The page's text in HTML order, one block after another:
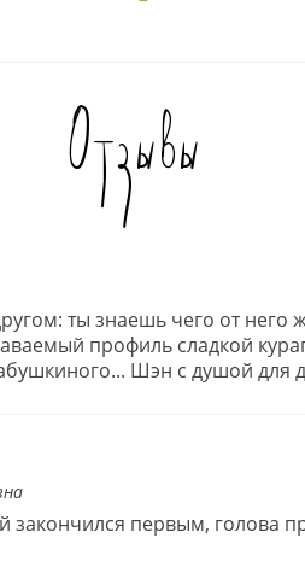
Отзывы
ты знаешь чего от
профиль сладкой
Шэн с душой для
закончился первым, голова